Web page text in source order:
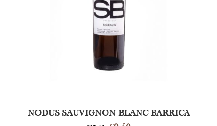
OPTIES SELECTEREN
NODUS SAUVIGNON BLANC BARRICA